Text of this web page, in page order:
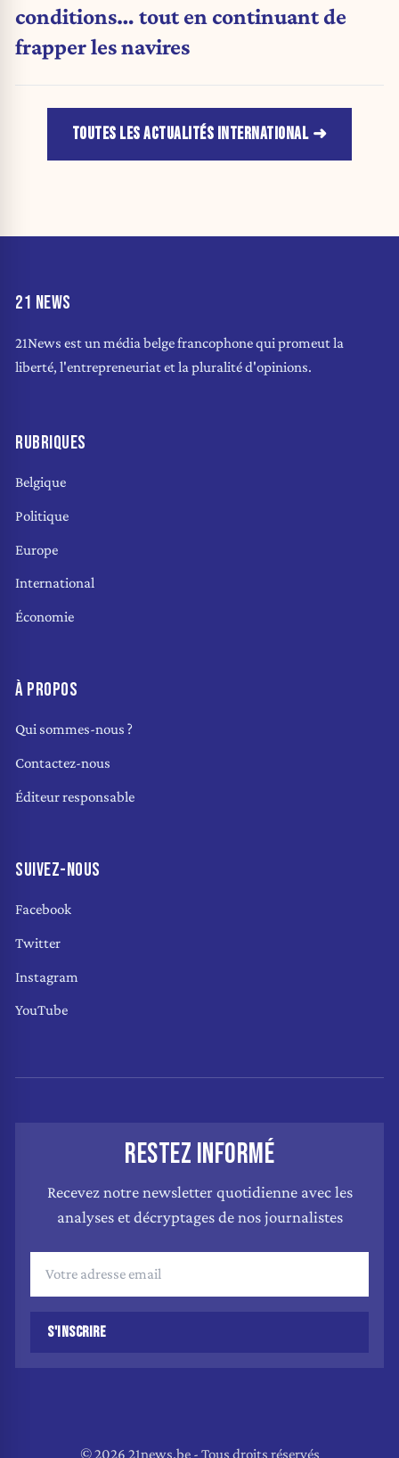
conditions… tout en continuant de
frapper les navires
TOUTES LES ACTUALITÉS INTERNATIONAL
21 NEWS
21News est un média belge francophone qui promeut la
liberté, l'entrepreneuriat et la pluralité d'opinions.
RUBRIQUES
Belgique
Politique
Europe
International
Économie
À PROPOS
Qui sommes-nous ?
Contactez-nous
Éditeur responsable
SUIVEZ-NOUS
Facebook
Twitter
Instagram
YouTube
RESTEZ INFORMÉ
Recevez notre newsletter quotidienne avec les
analyses et décryptages de nos journalistes
S'INSCRIRE
© 2026 21news.be - Tous droits réservés